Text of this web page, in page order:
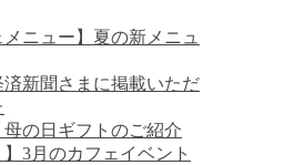
メニュー】夏の新メニュ
済新聞さまに掲載いただ
母の日ギフトのご紹介
】3月のカフェイベント